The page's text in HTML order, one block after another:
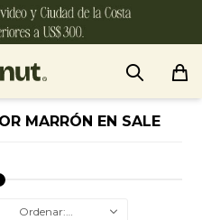
MARRÓN EN SALE
Recomendados